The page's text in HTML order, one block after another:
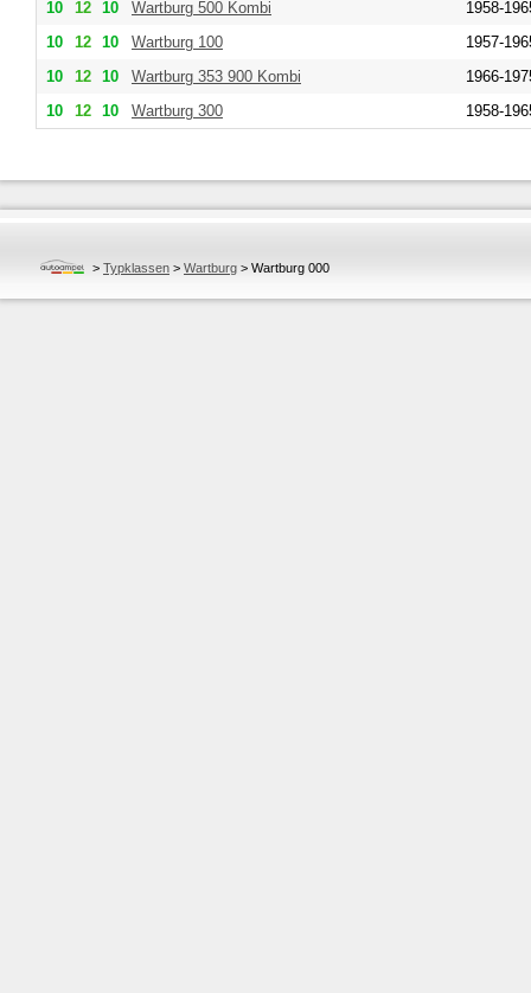
10 12 10 Wartburg 500 Kombi
1958-
10
12 10 Wartburg 100
1957-
10
12 10 Wartburg 353 900 Kombi
1966-
10
12 10 Wartburg 300 1958-
> Typklassen > Wartburg > Wartburg 000